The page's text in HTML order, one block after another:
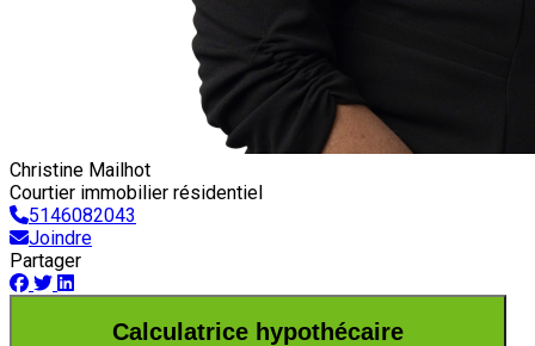
Christine Mailhot
Courtier immobilier résidentiel
5146082043
Joindre
Partager
Calculatrice hypothécaire